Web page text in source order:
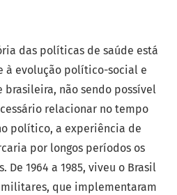
das políticas de saúde está
à evolução político-social e
brasileira, não sendo possível
relacionar no tempo
político, a experiência de
por longos períodos os
1964 a 1985, viveu o Brasil
que implementaram